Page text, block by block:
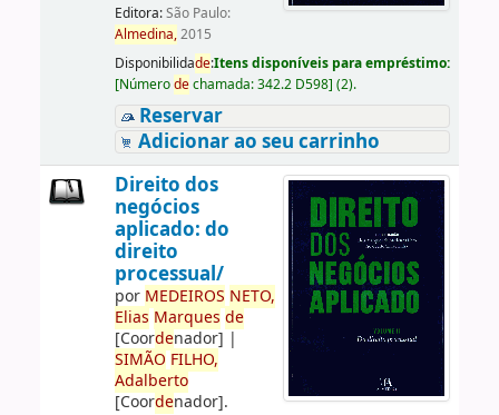
Editora:São Paulo:
Almedina,2015
Disponibilidade:Itens disponíveis para empréstimo:
[Númerodechamada:342.2 D598] (2).
Reservar
Adicionar ao seu carrinho
Direito dos
negócios
aplicado: do
direito
processual/
por MEDEIROS NETO,
Elias Marques de
[Coordenador] |
SIMÃO FILHO,
Adalberto
[Coordenador].